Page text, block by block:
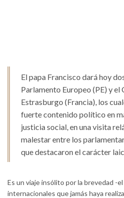
El papa Francisco dará hoy
Parlamento Europeo (PE) y el
Estrasburgo (Francia), los
fuerte contenido político en
justicia social, en una visita
malestar entre los
que destacaron el carácter
Es un viaje insólito por la brevedad -
internacionales que jamás haya